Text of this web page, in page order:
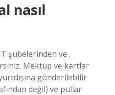
nasıl
şubelerinden ve .
Mektup ve kartlar
gönderilebilir
değil) ve pullar